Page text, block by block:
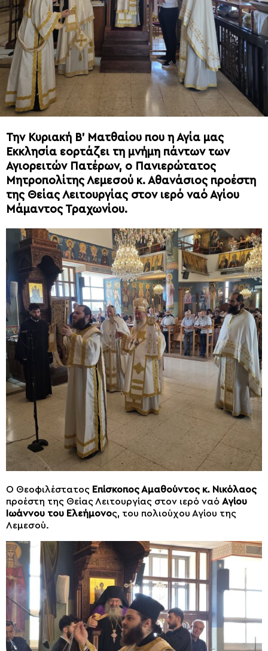
Την Κυριακή Β’ Ματθαίου που η Αγία μας
Εκκλησία εορτάζει τη μνήμη πάντων των
Αγιορειτών Πατέρων, ο Πανιερώτατος
Μητροπολίτης Λεμεσού κ. Αθανάσιος προέστη
της Θείας Λειτουργίας στον ιερό ναό Αγίου
Μάμαντος Τραχωνίου.
Ο Θεοφιλέστατος Επίσκοπος Αμαθούντος κ. Νικόλαος
προέστη της Θείας Λειτουργίας στον ιερό ναό Αγίου
Ιωάννου του Ελεήμονος, του πολιούχου Αγίου της
Λεμεσού.